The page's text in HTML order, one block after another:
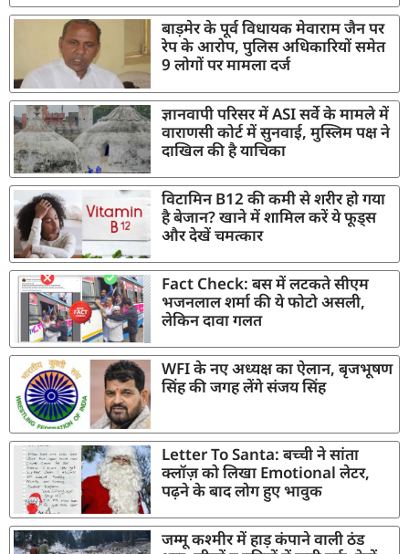
बाड़मेर के पूर्व विधायक मेवाराम जैन पर
रेप के आरोप, पुलिस अधिकारियों समेत
9 लोगों पर मामला दर्ज
ज्ञानवापी परिसर में ASI सर्वे के मामले में
वाराणसी कोर्ट में सुनवाई, मुस्लिम पक्ष ने
दाखिल की है याचिका
विटामिन B12 की कमी से शरीर हो गया
है बेजान? खाने में शामिल करें ये फूड्स
और देखें चमत्कार
Fact Check: बस में लटकते सीएम
भजनलाल शर्मा की ये फोटो असली,
लेकिन दावा गलत
WFI के नए अध्यक्ष का ऐलान, बृजभूषण
सिंह की जगह लेंगे संजय सिंह
Letter To Santa: बच्ची ने सांता
क्लॉज़ को लिखा Emotional लेटर,
पढ़ने के बाद लोग हुए भावुक
जम्मू कश्मीर में हाड़ कंपाने वाली ठंड